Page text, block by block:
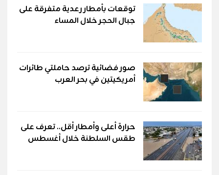
توقعات بأمطار رعدية متفرقة على
جبال الحجر خلال المساء
صور فضائية ترصد حاملتي طائرات
أمريكيتين في بحر العرب
حرارة أعلى وأمطار أقل.. تعرف على
طقس السلطنة خلال أغسطس